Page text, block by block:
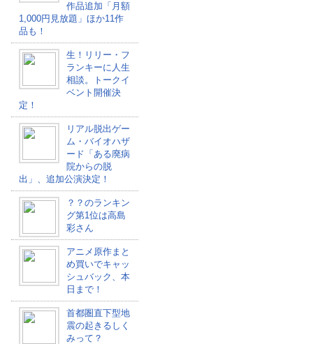
作品追加「月額
1,000円見放題」ほか11作
品も！
生！リリー・フ
ランキーに人生
相談。トークイ
ベント開催決
定！
リアル脱出ゲー
ム・バイオハザ
ード「ある廃病
院からの脱
出」、追加公演決定！
？？のランキン
グ第1位は高島
彩さん
アニメ原作まと
め買いでキャッ
シュバック、本
日まで！
首都圏直下型地
震の起きるしく
みって？